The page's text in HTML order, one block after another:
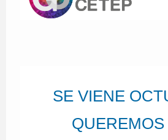
SE VIENE